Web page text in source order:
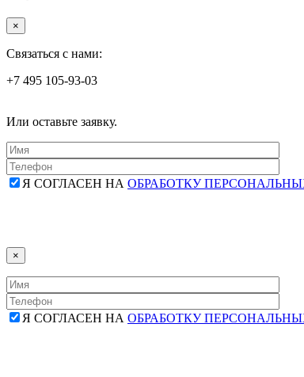
×
Связаться с нами:
+7 495 105-93-03
Или оставьте заявку.
Я СОГЛАСЕН НА ОБРАБОТКУ
×
Я СОГЛАСЕН НА ОБРАБОТКУ